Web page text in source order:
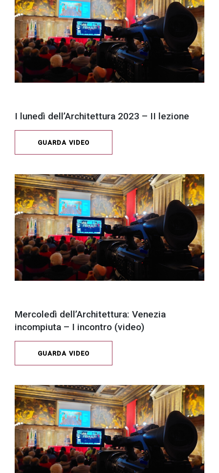
I lunedì dell’Architettura 2023 – II lezione
GUARDA VIDEO
Mercoledì dell’Architettura: Venezia
incompiuta – I incontro (video)
GUARDA VIDEO